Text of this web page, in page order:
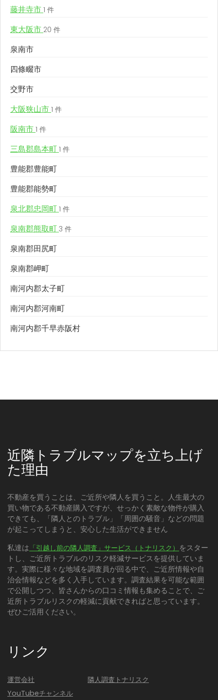
藤井寺市 1 件
東大阪市 20 件
泉南市
四條畷市
交野市
大阪狭山市 1 件
阪南市 1 件
三島郡島本町 1 件
豊能郡豊能町
豊能郡能勢町
泉北郡忠岡町 1 件
泉南郡熊取町 3 件
泉南郡田尻町
泉南郡岬町
南河内郡太子町
南河内郡河南町
南河内郡千早赤阪村
近隣トラブルマップを立ち上げ
た理由
不動産を買うことは、ご近所や隣人を買うこと。人生最大の
買い物である不動産購入ですが、せっかく素敵な物件が購入
できても、「隣人とのトラブル」「周囲の騒音」などの問題
が起こってしまうと、安心した生活ができません
私達は 「引越し前の隣人調査」サービス（トナリスク） をスター
トし、ご近所トラブルのリスク軽減サービスを提供していま
す。実際に様々な地域を調査員が回る中で、ご近所情報や自
治会情報などを多く入手しています。調査結果を可能な範囲
で公開しつつ、皆さんからの口コミ情報も集めることで、ご
近所トラブルリスクの軽減に貢献できればと思っています。
ぜひご活用ください。
リンク
運営会社
YouTubeチャンネル
隣人調査トナリスク